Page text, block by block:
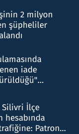
2 milyon
şüpheliler
iade
Silivri İlçe
hesabında
Patron